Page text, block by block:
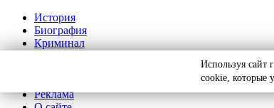
История
Биография
Криминал
Реклама
Используя сайт
cookie, которые